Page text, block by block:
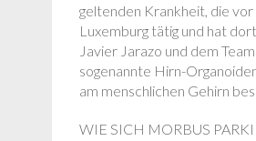
geltenden Krankheit, die
Luxemburg tätig und hat
Javier Jarazo und dem
sogenannte Hirn-
am menschlichen Gehirn
WIE SICH MORBUS